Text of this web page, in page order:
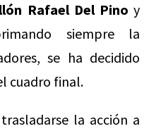
Rafael Del Pino y
siempre la
se ha decidido
cuadro final.
la acción a